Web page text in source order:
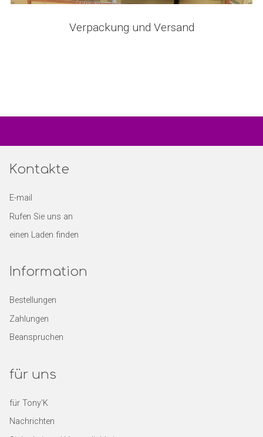
Verpackung und Versand
Kontakte
E-mail
Rufen Sie uns an
einen Laden finden
Information
Bestellungen
Zahlungen
Beanspruchen
für uns
für Tony'K
Nachrichten